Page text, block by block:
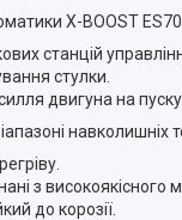
X-BOOST
станцій
стулки.
двигуна на пуску
з високоякісного
до корозії.